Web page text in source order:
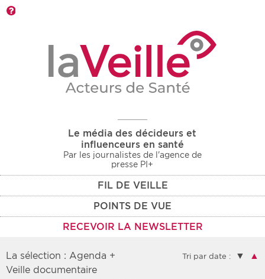
Le média des décideurs et
influenceurs en santé
Par les journalistes de l'agence de
presse PI+
FIL DE VEILLE
POINTS DE VUE
RECEVOIR LA NEWSLETTER
La sélection : Agenda +
Veille documentaire
Tri par date : ▼ ▲